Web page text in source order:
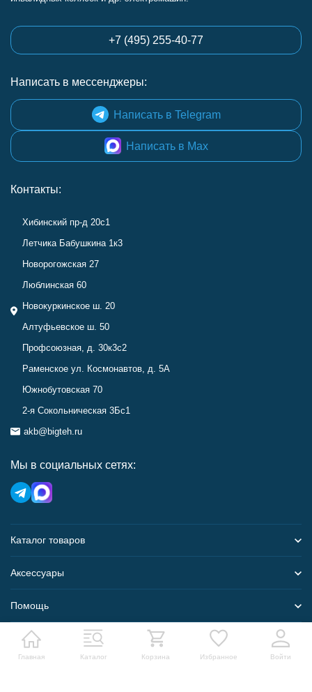
Главная Каталог Корзина Избранное Войти
+7 (495) 255-40-77
Написать в мессенджеры:
Написать в Telegram
Написать в Max
Контакты:
Хибинский пр-д 20с1
Летчика Бабушкина 1к3
Новорогожская 27
Люблинская 60
Новокуркинское ш. 20
Алтуфьевское ш. 50
Профсоюзная, д. 30к3с2
Раменское ул. Космонавтов, д. 5А
Южнобутовская 70
2-я Сокольническая 3Бс1
akb@bigteh.ru
Мы в социальных сетях:
Каталог товаров
Аксессуары
Помощь
Карта сайта